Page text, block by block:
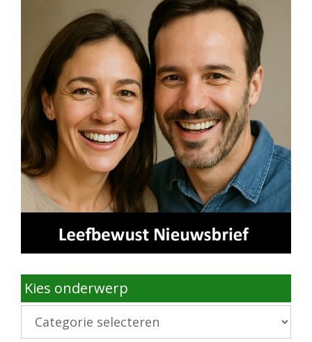
Kies onderwerp
Kies
onderwerp